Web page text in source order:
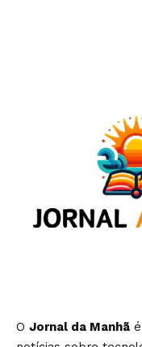
O Jornal da Manhã